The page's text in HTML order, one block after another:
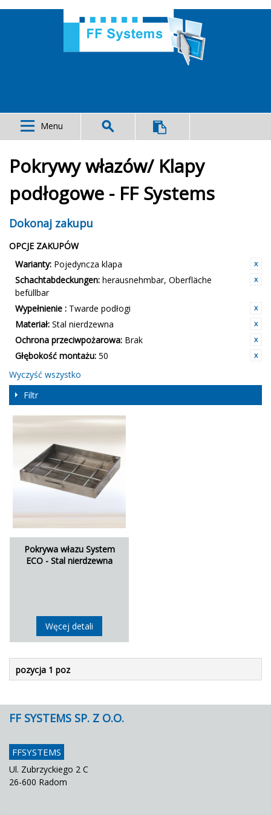
Menu
Pokrywy włazów/ Klapy
podłogowe - FF Systems
Dokonaj zakupu
OPCJE ZAKUPÓW
Warianty: Pojedyncza klapa
Schachtabdeckungen: herausnehmbar, Oberfläche
befüllbar
Wypełnienie : Twarde podłogi
Materiał: Stal nierdzewna
Ochrona przeciwpożarowa: Brak
Głębokość montażu: 50
Wyczyść wszystko
Filtr
Pokrywa włazu System
ECO - Stal nierdzewna
Węcej detali
pozycja 1 poz
FF SYSTEMS SP. Z O.O.
FFSYSTEMS
Ul. Zubrzyckiego 2 C
26-600 Radom